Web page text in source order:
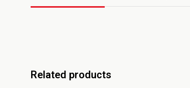
Related products